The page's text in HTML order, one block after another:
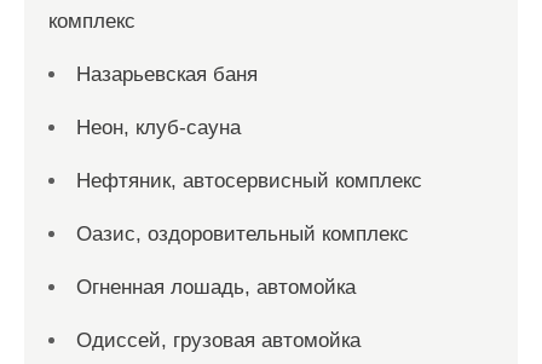
комплекс
Назарьевская баня
Неон, клуб-сауна
Нефтяник, автосервисный комплекс
Оазис, оздоровительный комплекс
Огненная лошадь, автомойка
Одиссей, грузовая автомойка